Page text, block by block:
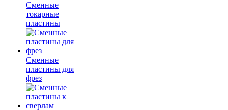
Сменные
токарные
пластины
Сменные
пластины для
фрез